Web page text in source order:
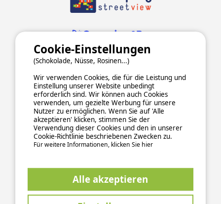
ALLGEMEINE NUTZUNGSBEDINGUNGEN
DATENSCHUTZERKLÄRUNGCOOKIESIMPRESSUM
Sichere und zuverlässige Zahlungsabwicklung
Cookie-Einstellungen
(Schokolade, Nüsse, Rosinen...)
Wir verwenden Cookies, die für die Leistung und
Einstellung unserer Website unbedingt
erforderlich sind. Wir können auch Cookies
verwenden, um gezielte Werbung für unsere
Nutzer zu ermöglichen. Wenn Sie auf 'Alle
akzeptieren' klicken, stimmen Sie der
Verwendung dieser Cookies und den in unserer
Cookie-Richtlinie beschriebenen Zwecken zu.
Für weitere Informationen, klicken Sie hier
Alle akzeptieren